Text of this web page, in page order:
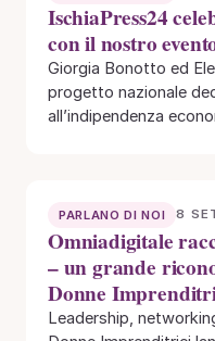
IschiaPress24
con il nostro
Giorgia Bonotto ed
progetto nazionale
all’indipendenza
PARLANO DI NOI 8
Omniadigitale
– un grande
Donne
Leadership,